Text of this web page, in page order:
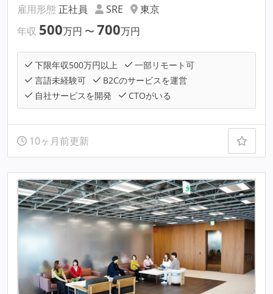
雇用形態 正社員 SRE
東京
年収 500万円 〜 700万円
下限年収500万円以上
一部リモート可
言語未経験可
B2Cのサービスを運営
自社サービスを開発
CTOがいる
10ヶ月前更新